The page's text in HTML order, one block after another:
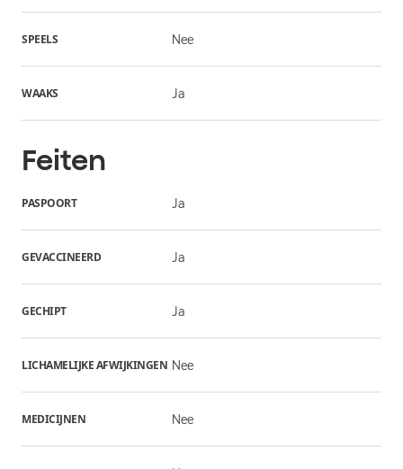
SPEELS Nee
WAAKS Ja
Feiten
PASPOORT Ja
GEVACCINEERD Ja
GECHIPT Ja
LICHAMELIJKE AFWIJKINGEN Nee
MEDICIJNEN Nee